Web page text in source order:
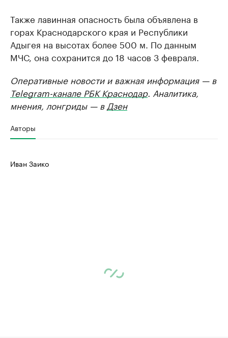
Также лавинная опасность была объявлена в
горах Краснодарского края и Республики
Адыгея на высотах более 500 м. По данным
МЧС, она сохранится до 18 часов 3 февраля.
Оперативные новости и важная информация — в
Telegram-канале РБК Краснодар. Аналитика,
мнения, лонгриды — в Дзен
Авторы
Иван Заико